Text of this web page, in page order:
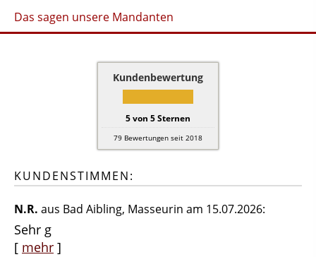
Das sagen unsere Mandanten
Kundenbewertung
5von 5Sternen
79 Bewertungen seit 2018
KUNDENSTIMMEN:
N.R. aus Bad Aibling, Masseurin am 15.07.2026:
Sehr g
[ mehr ]